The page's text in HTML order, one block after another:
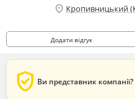
location_on Кропивницький
Додати відгук
verified_user Ви представник компанії?